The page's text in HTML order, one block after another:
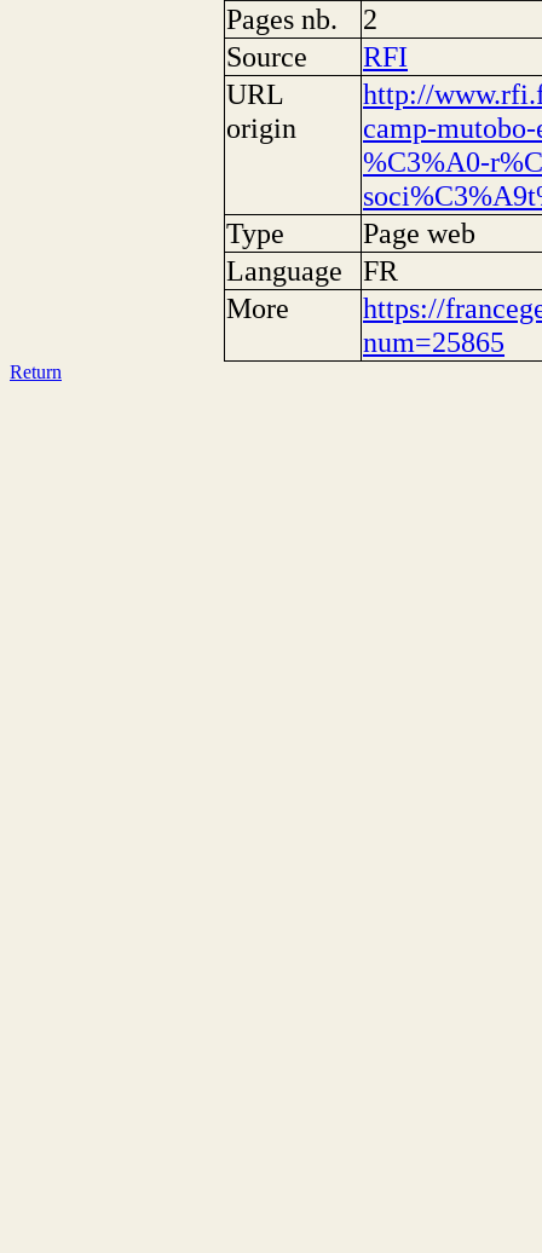
Pages nb.
2
Source
RFI
URL
origin
http://
camp-
%C3%A0-
Type
Page web
Language
FR
More
https://
num=25865
Return